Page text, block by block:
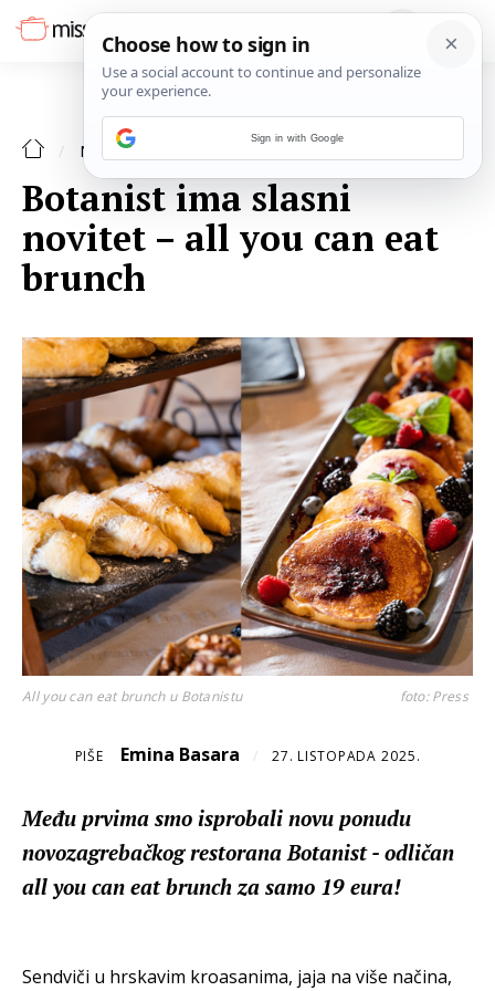
NAJAVE
Botanist ima slasni
novitet – all you can eat
brunch
All you can eat brunch u Botanistu foto: Press
PIŠE Emina Basara / 27. LISTOPADA 2025.
Među prvima smo isprobali novu ponudu
novozagrebačkog restorana Botanist - odličan
all you can eat brunch za samo 19 eura!
Sendviči u hrskavim kroasanima, jaja na više načina,
Sign in with Google